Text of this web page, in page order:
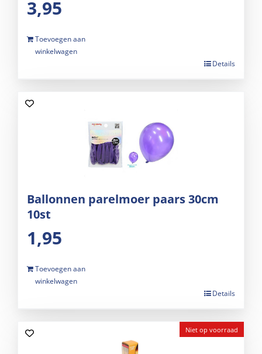
3,95
Toevoegen aan
winkelwagen
Details
Ballonnen parelmoer paars 30cm
10st
1,95
Toevoegen aan
winkelwagen
Details
Niet op voorraad